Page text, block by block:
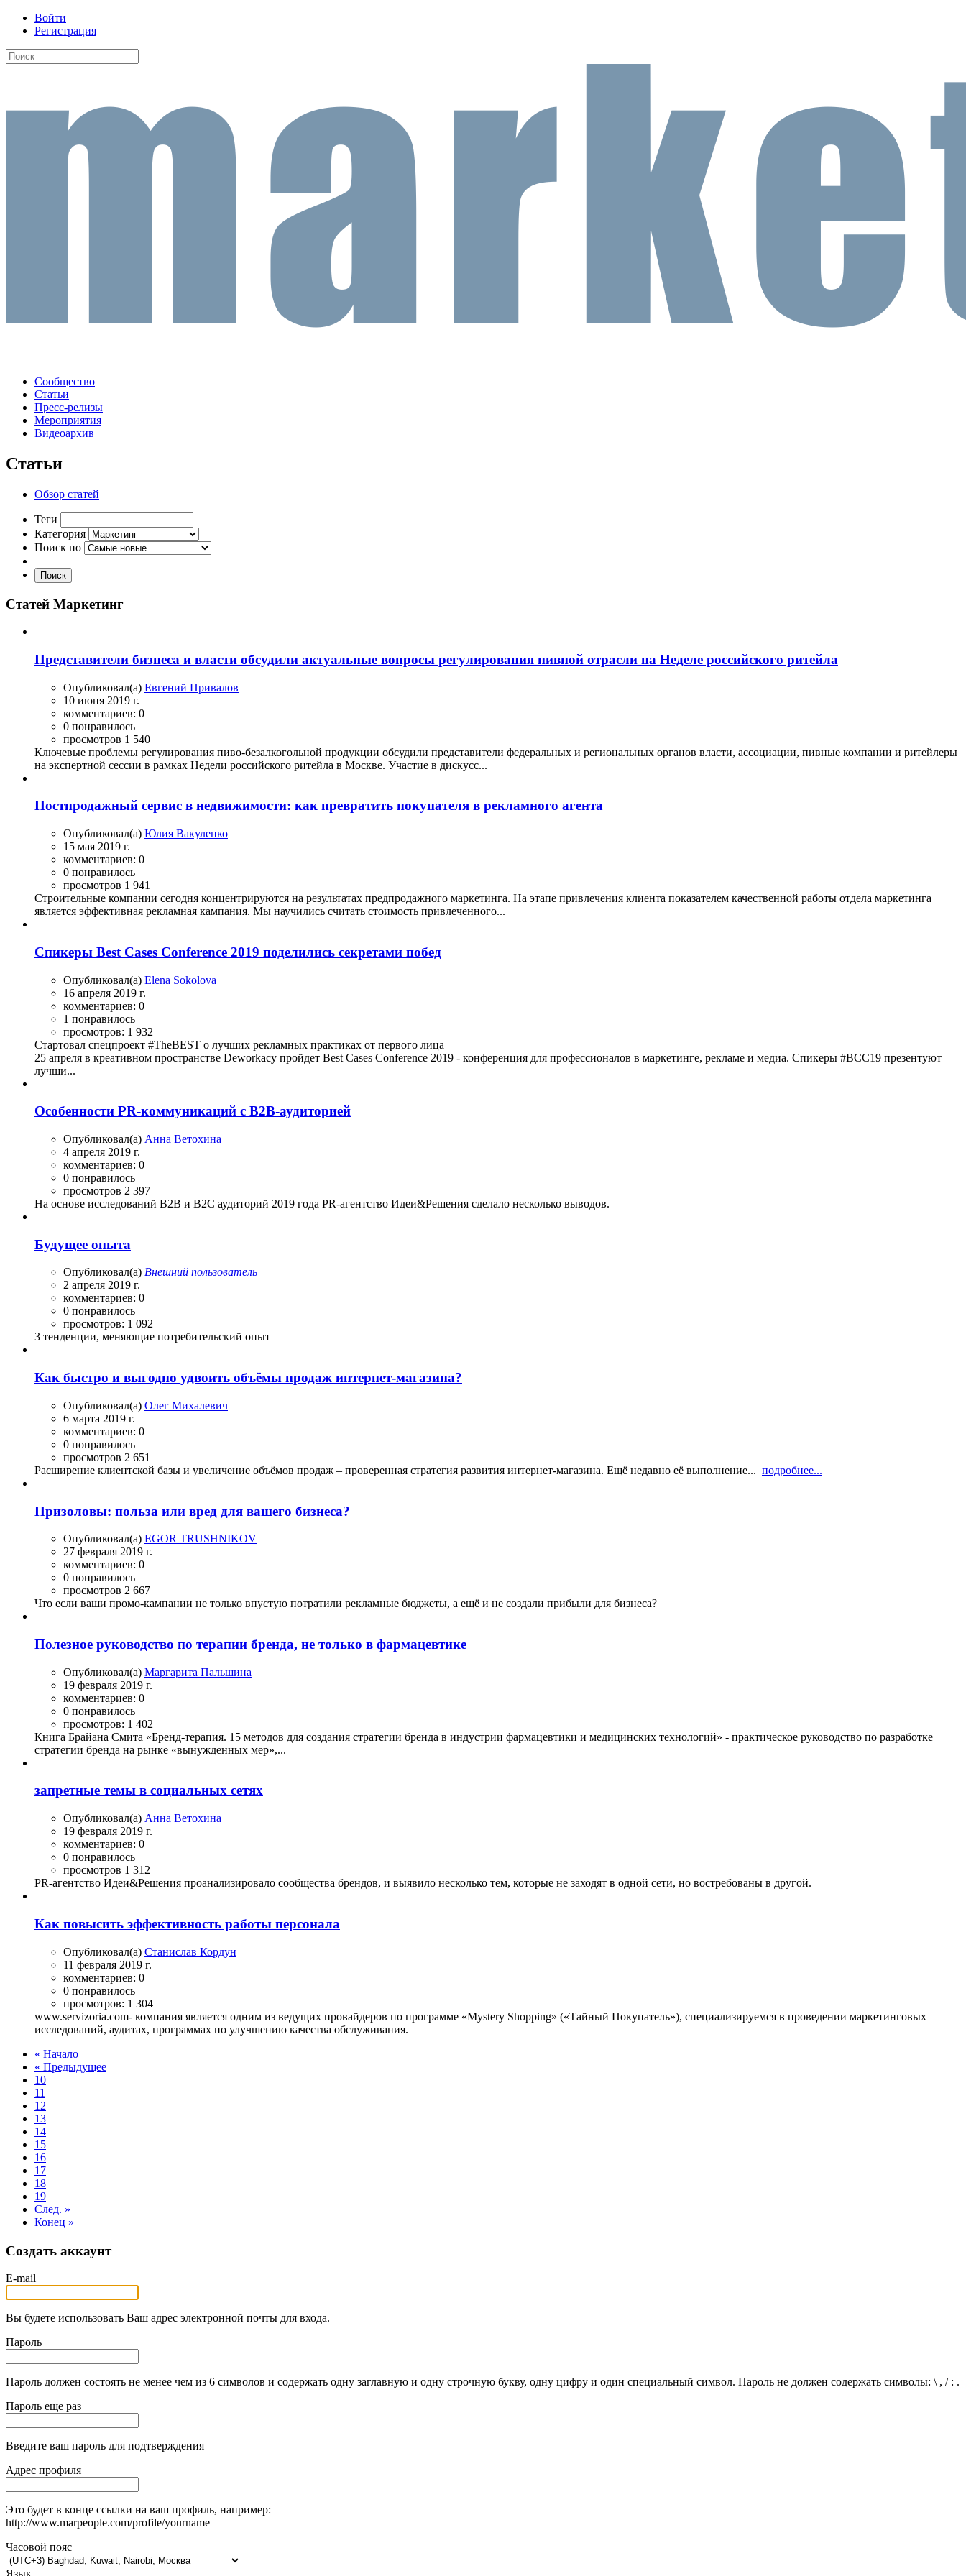
Войти
Регистрация
Сообщество
Статьи
Пресс-релизы
Мероприятия
Видеоархив
Статьи
Обзор статей
Теги
Категория
Поиск по
Поиск
Статей Маркетинг
Представители бизнеса и власти обсудили актуальные вопросы регулирования пивной отрасли на Неделе российского ритейла
Опубликовал(а) Евгений Привалов
10 июня 2019 г.
комментариев: 0
0 понравилось
просмотров 1 540
Ключевые проблемы регулирования пиво-безалкогольной продукции обсудили представители федеральных и региональных органов власти, ассоциации, пивные компании и ритейлеры
на экспертной сессии в рамках Недели российского ритейла в Москве. Участие в дискусс...
Постпродажный сервис в недвижимости: как превратить покупателя в рекламного агента
Опубликовал(а) Юлия Вакуленко
15 мая 2019 г.
комментариев: 0
0 понравилось
просмотров 1 941
Строительные компании сегодня концентрируются на результатах предпродажного маркетинга. На этапе привлечения клиента показателем качественной работы отдела маркетинга
является эффективная рекламная кампания. Мы научились считать стоимость привлеченного...
Спикеры Best Cases Conference 2019 поделились секретами побед
Опубликовал(а) Elena Sokolova
16 апреля 2019 г.
комментариев: 0
1 понравилось
просмотров: 1 932
Стартовал спецпроект #TheBEST о лучших рекламных практиках от первого лица
25 апреля в креативном пространстве Deworkacy пройдет Best Cases Conference 2019 - конференция для профессионалов в маркетинге, рекламе и медиа. Спикеры #BCC19 презентуют
лучши...
Особенности PR-коммуникаций с B2B-аудиторией
Опубликовал(а) Анна Ветохина
4 апреля 2019 г.
комментариев: 0
0 понравилось
просмотров 2 397
На основе исследований В2В и В2С аудиторий 2019 года PR-агентство Идеи&Решения сделало несколько выводов.
Будущее опыта
Опубликовал(а) Внешний пользователь
2 апреля 2019 г.
комментариев: 0
0 понравилось
просмотров: 1 092
3 тенденции, меняющие потребительский опыт
Как быстро и выгодно удвоить объёмы продаж интернет-магазина?
Опубликовал(а) Олег Михалевич
6 марта 2019 г.
комментариев: 0
0 понравилось
просмотров 2 651
Расширение клиентской базы и увеличение объёмов продаж – проверенная стратегия развития интернет-магазина. Ещё недавно её выполнение... подробнее...
Призоловы: польза или вред для вашего бизнеса?
Опубликовал(а) EGOR TRUSHNIKOV
27 февраля 2019 г.
комментариев: 0
0 понравилось
просмотров 2 667
Что если ваши промо-кампании не только впустую потратили рекламные бюджеты, а ещё и не создали прибыли для бизнеса?
Полезное руководство по терапии бренда, не только в фармацевтике
Опубликовал(а) Маргарита Пальшина
19 февраля 2019 г.
комментариев: 0
0 понравилось
просмотров: 1 402
Книга Брайана Смита «Бренд-терапия. 15 методов для создания стратегии бренда в индустрии фармацевтики и медицинских технологий» - практическое руководство по разработке
стратегии бренда на рынке «вынужденных мер»,...
запретные темы в социальных сетях
Опубликовал(а) Анна Ветохина
19 февраля 2019 г.
комментариев: 0
0 понравилось
просмотров 1 312
PR-агентство Идеи&Решения проанализировало сообщества брендов, и выявило несколько тем, которые не заходят в одной сети, но востребованы в другой.
Как повысить эффективность работы персонала
Опубликовал(а) Станислав Кордун
11 февраля 2019 г.
комментариев: 0
0 понравилось
просмотров: 1 304
www.servizoria.com- компания является одним из ведущих провайдеров по программе «Mystery Shopping» («Тайный Покупатель»), специализируемся в проведении маркетинговых
исследований, аудитах, программах по улучшению качества обслуживания.
« Начало
« Предыдущее
10
11
12
13
14
15
16
17
18
19
След. »
Конец »
Создать аккаунт
E-mail
Вы будете использовать Ваш адрес электронной почты для входа.
Пароль
Пароль должен состоять не менее чем из 6 символов и содержать одну заглавную и одну строчную букву, одну цифру и один специальный символ. Пароль не должен содержать символы: \ , / : .
Пароль еще раз
Введите ваш пароль для подтверждения
Адрес профиля
Это будет в конце ссылки на ваш профиль, например:
http://www.marpeople.com/profile/yourname
Часовой пояс